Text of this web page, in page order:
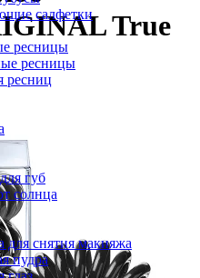
салфетки
ресницы
ресницы
ресниц
губ
солнца
для снятия макияжа
пудра
True